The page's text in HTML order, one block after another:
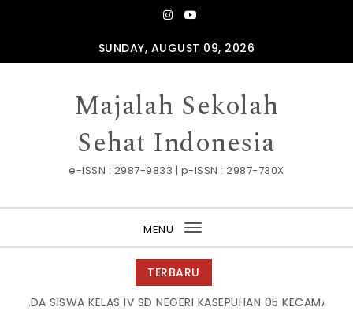
SUNDAY, AUGUST 09, 2026
Majalah Sekolah
Sehat Indonesia
e-ISSN : 2987-9833 | p-ISSN : 2987-730X
MENU
Toggle
navigation
TERBARU
KELAS IV SD NEGERI KASEPUHAN 05 KECAMATAN BATANG